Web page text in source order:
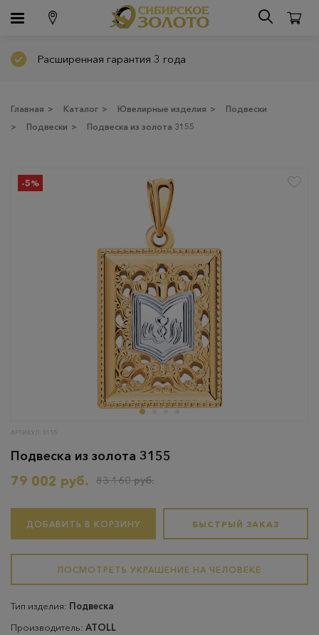
Расширенная гарантия 3 года
Главная > Каталог > Ювелирные изделия >
Подвески
>
Подвески > Подвеска из золота 3155
-5%
АРТИКУЛ: 3155
Подвеска из золота 3155
79 002 руб.
83 160 руб.
ДОБАВИТЬ В КОРЗИНУ БЫСТРЫЙ ЗАКАЗ
ПОСМОТРЕТЬ УКРАШЕНИЕ НА ЧЕЛОВЕКЕ
Тип изделия: Подвеска
Производитель: ATOLL